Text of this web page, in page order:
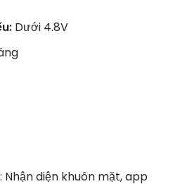
Dưới 4.8V
diện khuôn mặt, app